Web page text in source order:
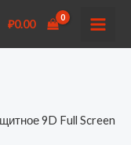
₽0.00
9D Full Screen